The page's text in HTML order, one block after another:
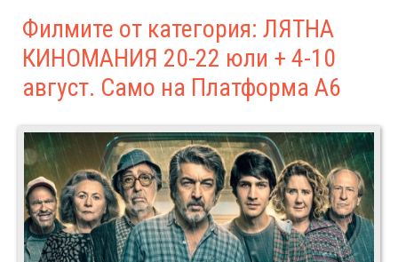
Филмите от категория: ЛЯТНА
КИНОМАНИЯ 20-22 юли + 4-10
август. Само на Платформа А6